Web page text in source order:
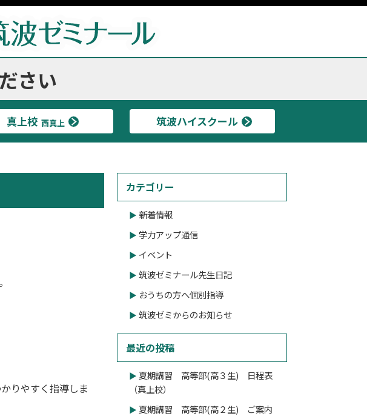
さい
真上校 西真上 筑波ハイスクール
りやすく指導しま
カテゴリー
新着情報
学力アップ通信
イベント
筑波ゼミナール先生日記
おうちの方へ個別指導
筑波ゼミからのお知らせ
最近の投稿
夏期講習 高等部(高３生) 日程表
（真上校）
夏期講習 高等部(高２生) ご案内